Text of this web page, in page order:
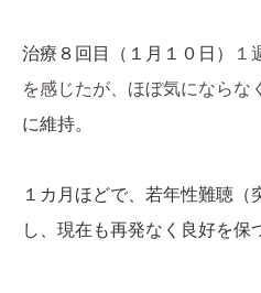
治療８回目（１月１０日）
１
を感じたが、ほぼ気にならな
に維持。
１カ月ほどで、若年性難聴
し、現在も再発なく良好を保